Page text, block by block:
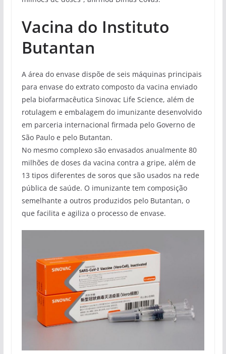
Vacina do Instituto
Butantan
A área do envase dispõe de seis máquinas principais
para envase do extrato composto da vacina enviado
pela biofarmacêutica Sinovac Life Science, além de
rotulagem e embalagem do imunizante desenvolvido
em parceria internacional firmada pelo Governo de
São Paulo e pelo Butantan.
No mesmo complexo são envasados anualmente 80
milhões de doses da vacina contra a gripe, além de
13 tipos diferentes de soros que são usados na rede
pública de saúde. O imunizante tem composição
semelhante a outros produzidos pelo Butantan, o
que facilita e agiliza o processo de envase.